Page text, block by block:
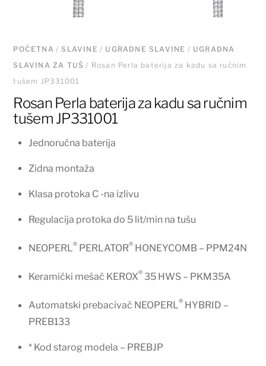
POČETNA/SLAVINE / UGRADNE SLAVINE / UGRADNA
SLAVINA ZA TUŠ / Rosan Perla baterija za kadu sa ručnim
tušem JP331001
Rosan Perla baterija za kadu sa ručnim
tušem JP331001
Jednoručna baterija
Zidna montaža
Klasa protoka C -na izlivu
Regulacija protoka do 5 lit/min na tušu
NEOPERL® PERLATOR® HONEYCOMB – PPM24N
Keramički mešač KEROX® 35 HWS – PKM35A
Automatski prebacivač NEOPERL® HYBRID –
PREB133
* Kod starog modela – PREBJP